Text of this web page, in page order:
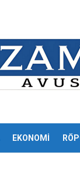
EKONOMİ